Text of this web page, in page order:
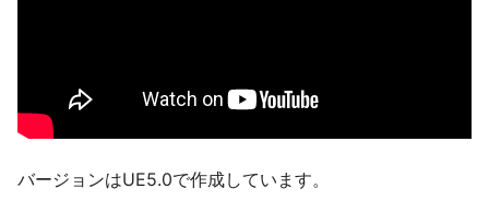
バージョンはUE5.0で作成しています。